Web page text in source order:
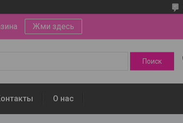
Жми здесь
О нас